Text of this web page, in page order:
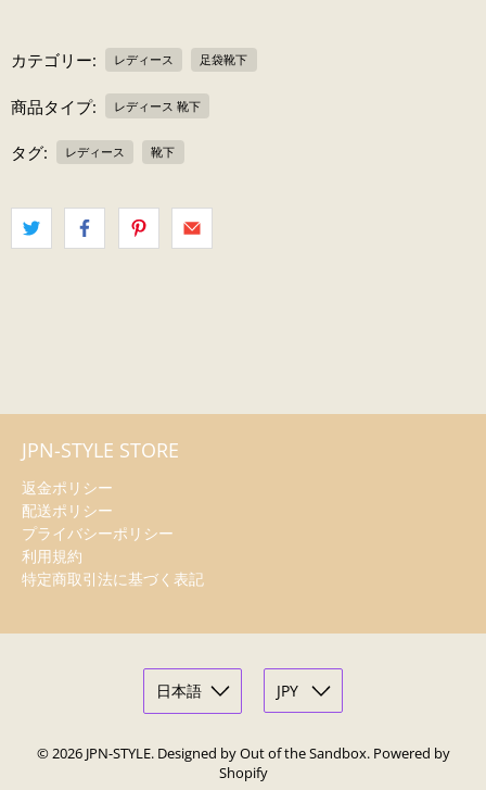
カテゴリー: レディース 足袋靴下
商品タイプ: レディース 靴下
タグ: レディース 靴下
JPN-STYLE STORE
返金ポリシー
配送ポリシー
プライバシーポリシー
利用規約
特定商取引法に基づく表記
© 2026 JPN-STYLE. Designed by Out of the Sandbox. Powered by
Shopify